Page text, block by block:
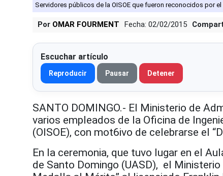
Servidores públicos de la OISOE que fueron reconocidos por
Por OMAR FOURMENT Fecha: 02/02/2015
Escuchar artículo
Reproducir Pausar Detener
SANTO DOMINGO.- El Ministerio de
varios empleados de la Oficina de
(OISOE), con mot6ivo de celebrarse el
En la ceremonia, que tuvo lugar en el
de Santo Domingo (UASD), el